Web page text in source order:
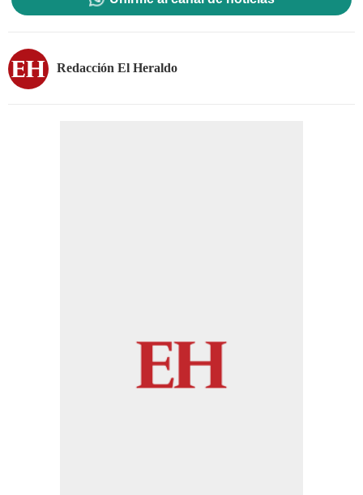
Redacción El Heraldo